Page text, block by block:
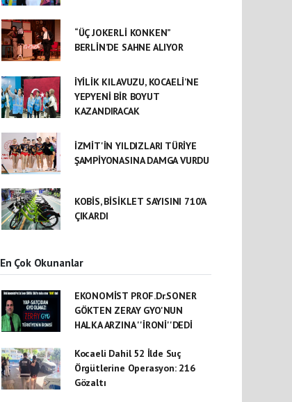
“ÜÇ JOKERLİ KONKEN”
BERLİN’DE SAHNE ALIYOR
İYİLİK KILAVUZU, KOCAELİ’NE
YEPYENİ BİR BOYUT
KAZANDIRACAK
İZMİT'İN YILDIZLARI TÜRİYE
ŞAMPİYONASINA DAMGA VURDU
KOBİS, BİSİKLET SAYISINI 710’A
ÇIKARDI
En Çok Okunanlar
EKONOMİST PROF.Dr.SONER
GÖKTEN ZERAY GYO'NUN
HALKA ARZINA ''İRONİ''DEDİ
Kocaeli Dahil 52 İlde Suç
Örgütlerine Operasyon: 216
Gözaltı